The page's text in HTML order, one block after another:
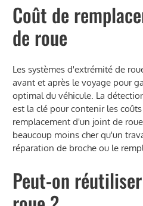
Coût de
de roue
Les systèmes d'extrémité de
avant et après le voyage pour
optimal du véhicule. La
est la clé pour contenir les
remplacement d'un joint de
beaucoup moins cher qu'un
réparation de broche ou le
Peut-on